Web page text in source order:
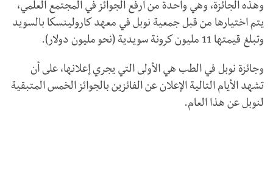
وهذه الجائزة، وهي واحدة من أرفع الجوائز في المجتمع العلمي،
يتم اختيارها من قبل جمعية نوبل في معهد كارولينسكا بالسويد
وتبلغ قيمتها 11 مليون كرونة سويدية (نحو مليون دولار).
وجائزة نوبل في الطب هي الأولى التي يجري إعلانها، على أن
تشهد الأيام التالية الإعلان عن الفائزين بالجوائز الخمس المتبقية
لنوبل عن هذا العام.